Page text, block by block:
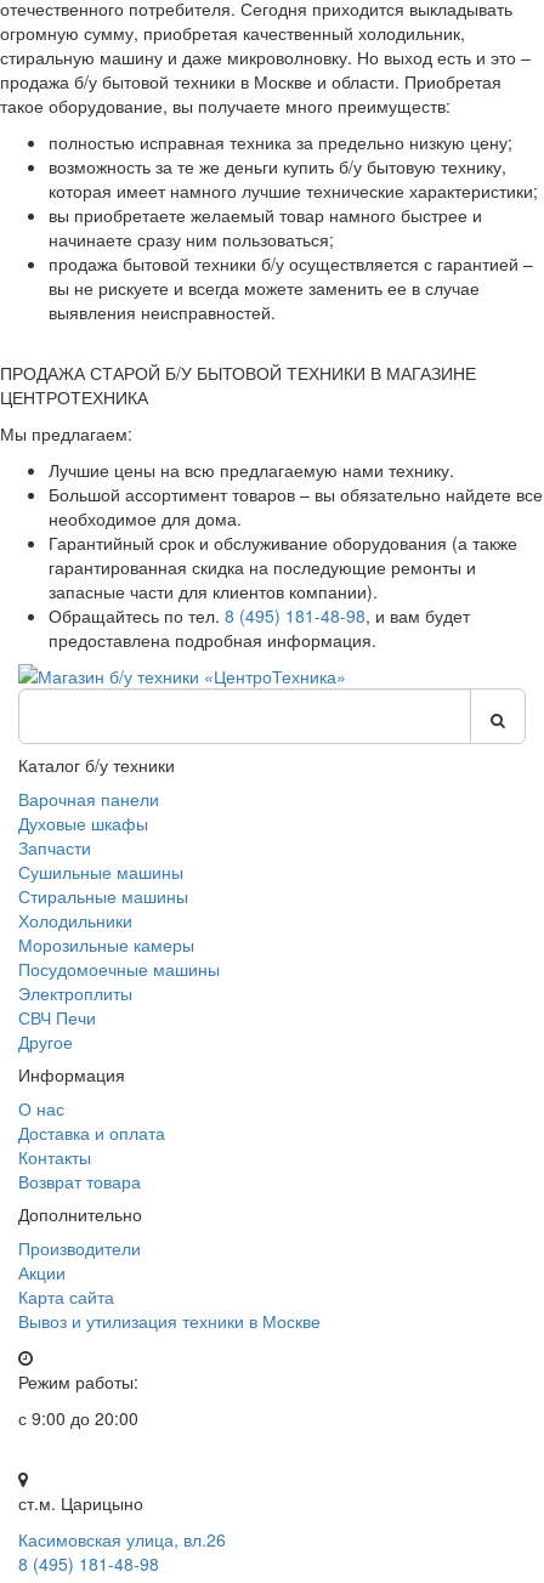
отечественного потребителя. Сегодня приходится выкладывать
огромную сумму, приобретая качественный холодильник,
стиральную машину и даже микроволновку. Но выход есть и это –
продажа б/у бытовой техники в Москве и области. Приобретая
такое оборудование, вы получаете много преимуществ:
полностью исправная техника за предельно низкую цену;
возможность за те же деньги купить б/у бытовую технику,
которая имеет намного лучшие технические характеристики;
вы приобретаете желаемый товар намного быстрее и
начинаете сразу ним пользоваться;
продажа бытовой техники б/у осуществляется с гарантией –
вы не рискуете и всегда можете заменить ее в случае
выявления неисправностей.
ПРОДАЖА СТАРОЙ Б/У БЫТОВОЙ ТЕХНИКИ В МАГАЗИНЕ
ЦЕНТРОТЕХНИКА
Мы предлагаем:
Лучшие цены на всю предлагаемую нами технику.
Большой ассортимент товаров – вы обязательно найдете все
необходимое для дома.
Гарантийный срок и обслуживание оборудования (а также
гарантированная скидка на последующие ремонты и
запасные части для клиентов компании).
Обращайтесь по тел. 8 (495) 181-48-98, и вам будет
предоставлена подробная информация.
Каталог б/у техники
Варочная панели
Духовые шкафы
Запчасти
Сушильные машины
Стиральные машины
Холодильники
Морозильные камеры
Посудомоечные машины
Электроплиты
СВЧ Печи
Другое
Информация
О нас
Доставка и оплата
Контакты
Возврат товара
Дополнительно
Производители
Акции
Карта сайта
Вывоз и утилизация техники в Москве
Режим работы:
с 9:00 до 20:00
ст.м. Царицыно
Касимовская улица, вл.26
8 (495) 181-48-98